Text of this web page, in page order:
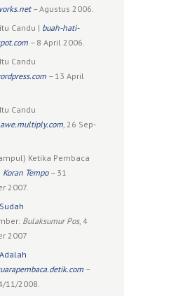
–Agustus 2006.
Candu | buah-hati-
– 8 April 2006.
Candu
– 13 April
Candu
, 26 Sep-
Ketika Pembaca
Koran Tempo– 31
2007.
Bulaksumur Pos, 4
2007
–
11/2008.